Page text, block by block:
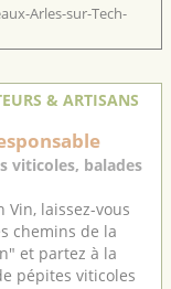
Arles-sur-Tech-
& ARTISANS
viticoles, balades
Vin, laissez-vous
chemins de la
et partez à la
pépites viticoles